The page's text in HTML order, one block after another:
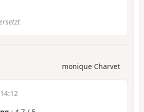
monique Charvet